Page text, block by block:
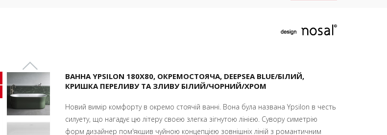
ВАННА YPSILON 180X80, ОКРЕМОСТОЯЧА, DEEPSEA BLUE/БІЛИЙ,
КРИШКА ПЕРЕЛИВУ ТА ЗЛИВУ БІЛИЙ/ЧОРНИЙ/ХРОМ
Новий вимір комфорту в окремо стоячій ванні. Вона була названа Ypsilon в честь
силуету, що нагадує цю літеру своєю злегка зігнутою лінією. Сувору симетрію
форм дизайнер пом'якшив чуйною концепцією зовнішніх ліній з романтичним